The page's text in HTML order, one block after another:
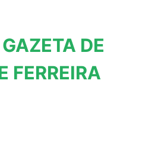
DE
FERREIRA